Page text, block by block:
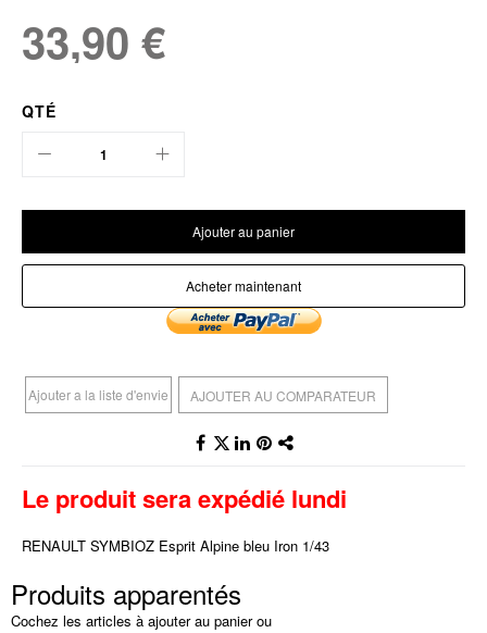
33,90 €
QTÉ
Ajouter au panier
Acheter maintenant
Ajouter a la liste d'envie AJOUTER AU COMPARATEUR
Le produit sera expédié lundi
RENAULT SYMBIOZ Esprit Alpine bleu Iron 1/43
Produits apparentés
Cochez les articles à ajouter au panier ou